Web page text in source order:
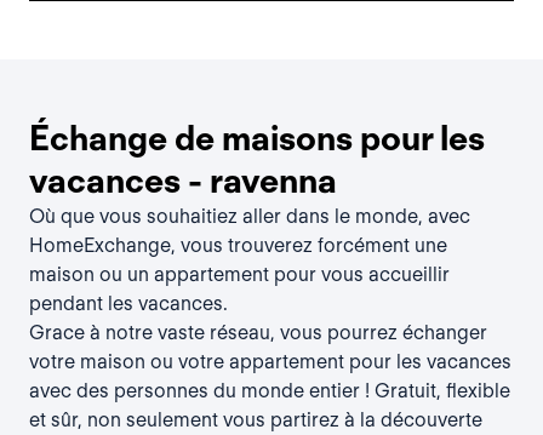
Échange de maisons pour les
vacances - ravenna
Où que vous souhaitiez aller dans le monde, avec
HomeExchange, vous trouverez forcément une
maison ou un appartement pour vous accueillir
pendant les vacances.
Grace à notre vaste réseau, vous pourrez échanger
votre maison ou votre appartement pour les vacances
avec des personnes du monde entier ! Gratuit, flexible
et sûr, non seulement vous partirez à la découverte